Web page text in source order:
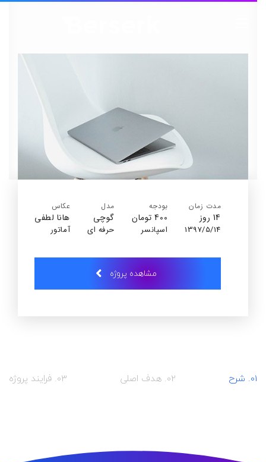
مدت زمان
1397/5/14
بودجه
400 تومان
اسپانسر
مدل
گوچی
حرفه ای
عکاس
هانا لطفی
آماتور
مشاهده پروژه
03. فرایند پروژه